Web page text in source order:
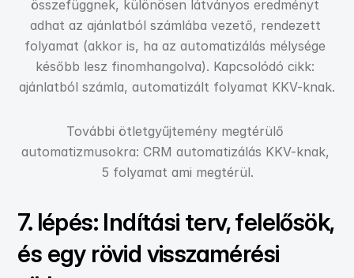
összefüggnek, különösen látványos eredményt
adhat az ajánlatból számlába vezető, rendezett
folyamat (akkor is, ha az automatizálás mélysége
később lesz finomhangolva). Kapcsolódó cikk:
ajánlatból számla, automatizált folyamat KKV-knak.
További ötletgyűjtemény megtérülő
automatizmusokra: CRM automatizálás KKV-knak,
5 folyamat ami megtérül.
7. lépés: Indítási terv, felelősök,
és egy rövid visszamérési